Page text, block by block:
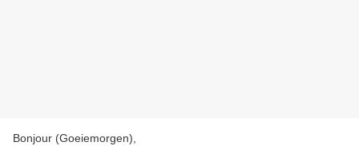
Bonjour (Goeiemorgen),